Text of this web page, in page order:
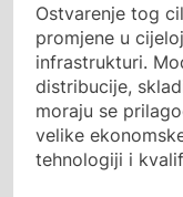
Ostvarenje tog
promjene u
infrastrukturi.
distribucije,
moraju se
velike
tehnologiji i